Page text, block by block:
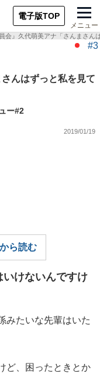
電子版TOP
メニュー
員会』久代萌美アナ「さんまさん
#3
んはずっと私を見て
ー#2
2019/01/19
ら読む
いけないんですけ
たいな先輩はいた
ど、困ったときとか